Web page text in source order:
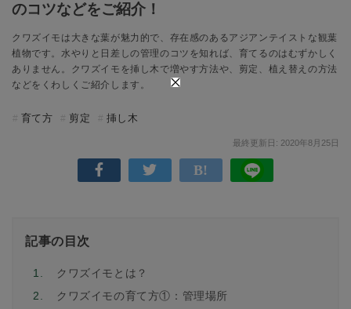
のコツなどをご紹介！
クワズイモは大きな葉が魅力的で、存在感のあるアジアンテイストな観葉
植物です。水やりと日差しの管理のコツを知れば、育てるのはむずかしく
ありません。クワズイモを挿し木で増やす方法や、剪定、植え替えの方法
などをくわしくご紹介します。
育て方 剪定 挿し木
最終更新日: 2020年8月25日
記事の目次
1.
クワズイモとは？
2.
クワズイモの育て方①：管理場所